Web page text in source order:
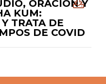
ORACIÓN Y
KUM:
TRATA DE
DE COVID